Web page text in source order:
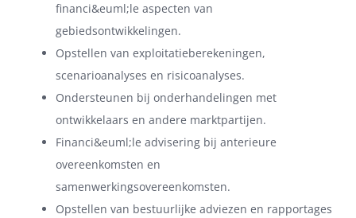
financi&euml;le aspecten van
gebiedsontwikkelingen.
Opstellen van exploitatieberekeningen,
scenarioanalyses en risicoanalyses.
Ondersteunen bij onderhandelingen met
ontwikkelaars en andere marktpartijen.
Financi&euml;le advisering bij anterieure
overeenkomsten en
samenwerkingsovereenkomsten.
Opstellen van bestuurlijke adviezen en rapportages